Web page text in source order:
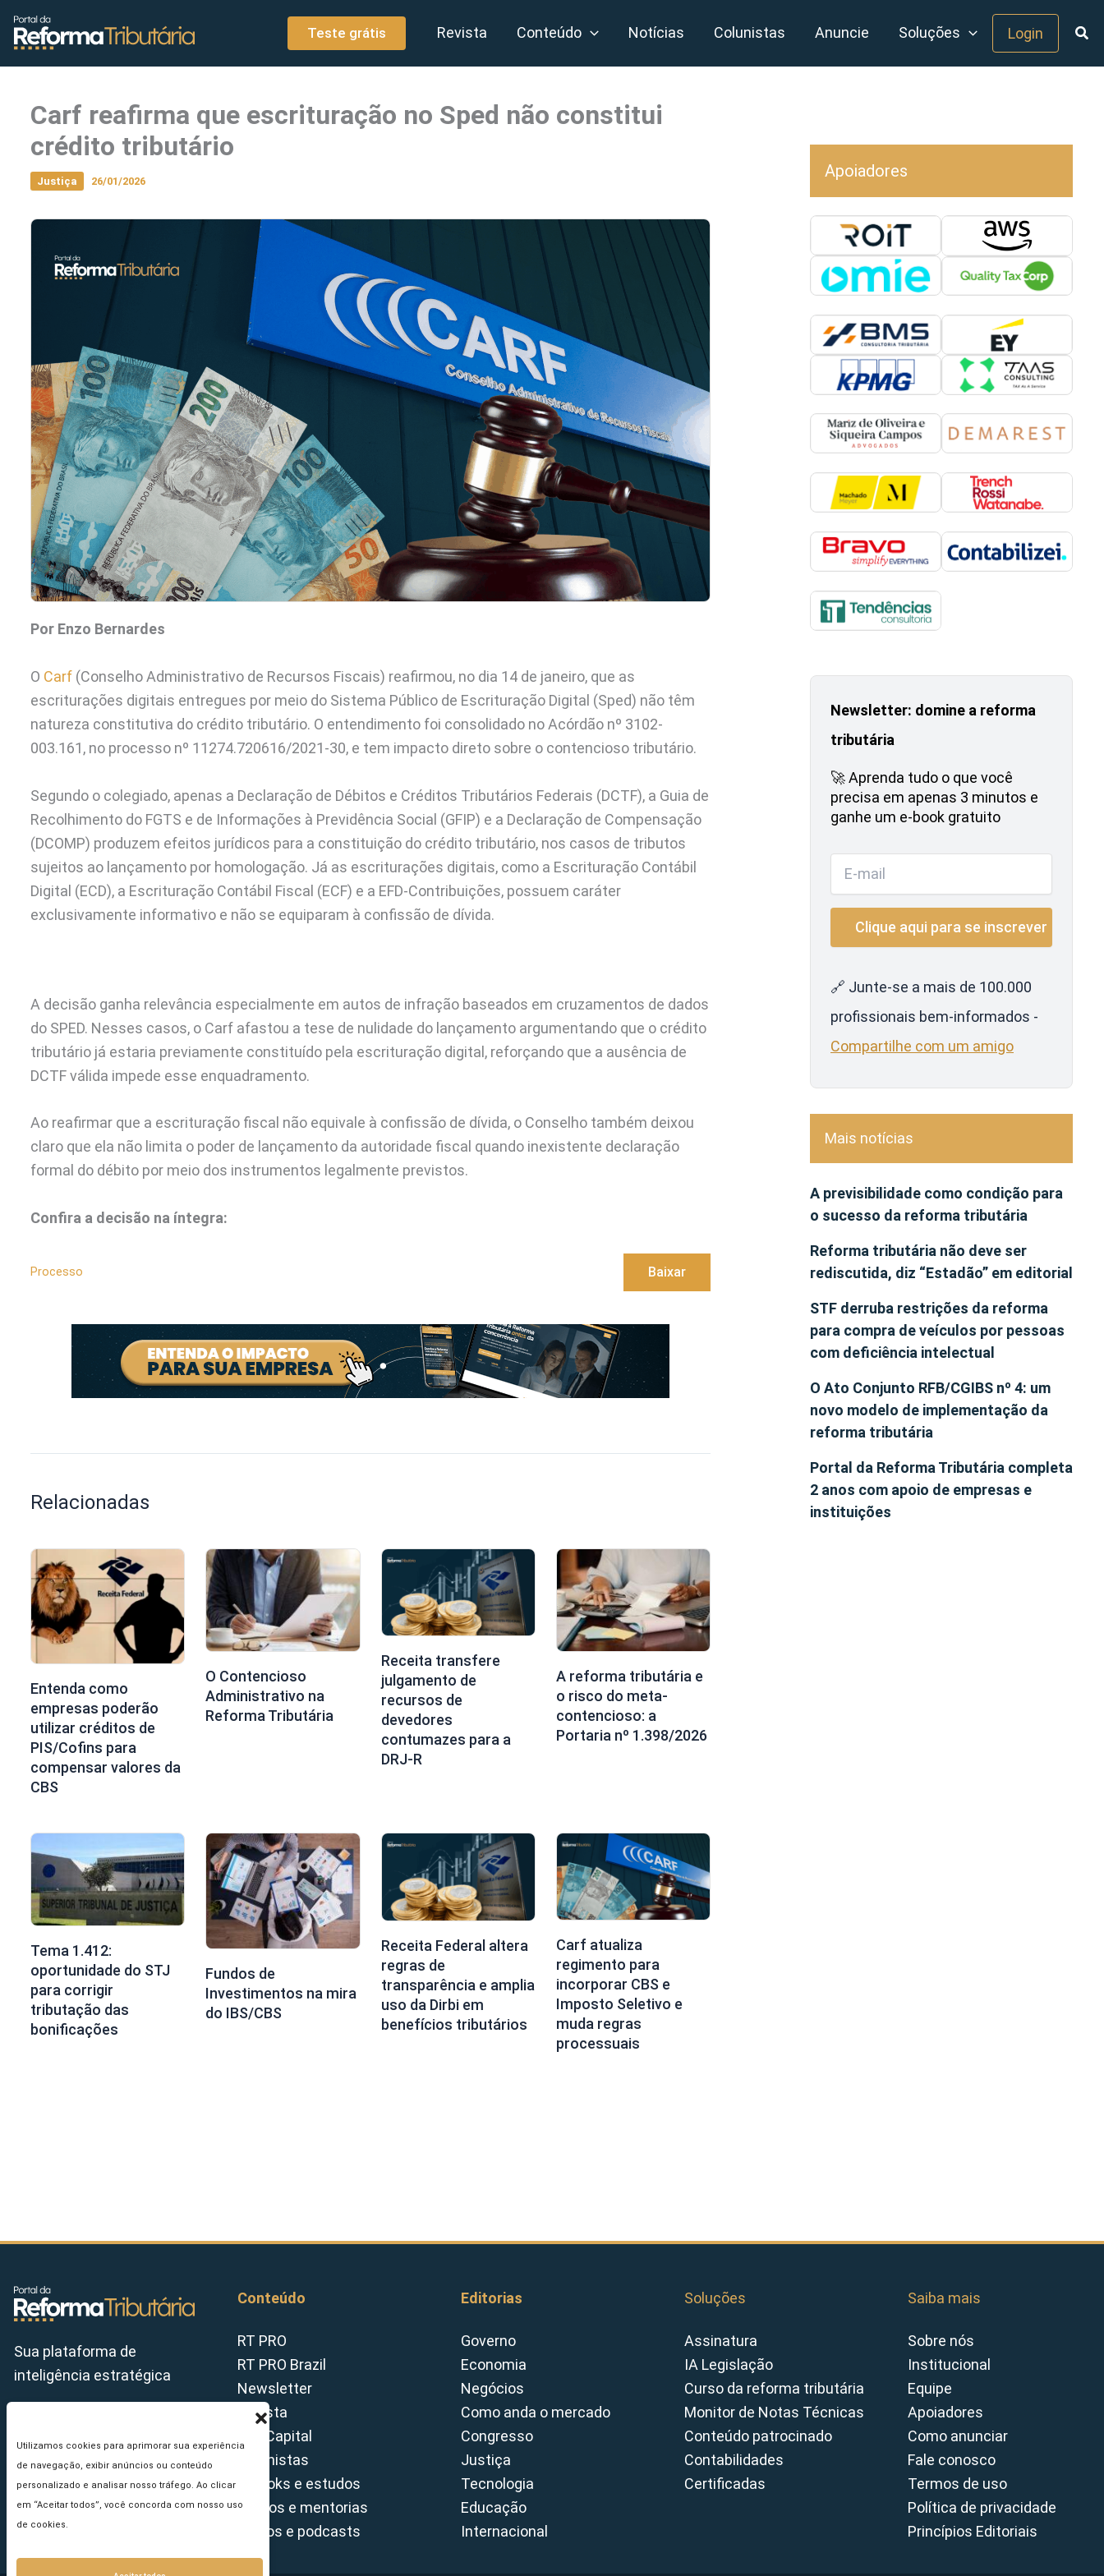
Utilizamos cookies para aprimorar sua experiência
de navegação, exibir anúncios ou conteúdo
personalizado e analisar nosso tráfego. Ao clicar
em “Aceitar todos”, você concorda com nosso uso
de cookies.
conteúdo
Teste grátis Revista Conteúdo Notícias Colunistas Anuncie Soluções Login
Carf reafirma que escrituração no Sped não constitui
crédito tributário
Justiça 26/01/2026
Por Enzo Bernardes
O Carf (Conselho Administrativo de Recursos Fiscais) reafirmou, no dia 14 de janeiro, que as
escriturações digitais entregues por meio do Sistema Público de Escrituração Digital (Sped) não têm
natureza constitutiva do crédito tributário. O entendimento foi consolidado no Acórdão nº 3102-
003.161, no processo nº 11274.720616/2021-30, e tem impacto direto sobre o contencioso tributário.
Segundo o colegiado, apenas a Declaração de Débitos e Créditos Tributários Federais (DCTF), a Guia de
Recolhimento do FGTS e de Informações à Previdência Social (GFIP) e a Declaração de Compensação
(DCOMP) produzem efeitos jurídicos para a constituição do crédito tributário, nos casos de tributos
sujeitos ao lançamento por homologação. Já as escriturações digitais, como a Escrituração Contábil
Digital (ECD), a Escrituração Contábil Fiscal (ECF) e a EFD-Contribuições, possuem caráter
exclusivamente informativo e não se equiparam à confissão de dívida.
A decisão ganha relevância especialmente em autos de infração baseados em cruzamentos de dados
do SPED. Nesses casos, o Carf afastou a tese de nulidade do lançamento argumentando que o crédito
tributário já estaria previamente constituído pela escrituração digital, reforçando que a ausência de
DCTF válida impede esse enquadramento.
Ao reafirmar que a escrituração fiscal não equivale à confissão de dívida, o Conselho também deixou
claro que ela não limita o poder de lançamento da autoridade fiscal quando inexistente declaração
formal do débito por meio dos instrumentos legalmente previstos.
Confira a decisão na íntegra:
Processo Baixar
Relacionadas
Entenda como
empresas poderão
utilizar créditos de
PIS/Cofins para
compensar valores da
CBS
O Contencioso
Administrativo na
Reforma Tributária
Receita transfere
julgamento de
recursos de
devedores
contumazes para a
DRJ-R
A reforma tributária e
o risco do meta-
contencioso: a
Portaria nº 1.398/2026
Tema 1.412:
oportunidade do STJ
para corrigir
tributação das
bonificações
Fundos de
Investimentos na mira
do IBS/CBS
Receita Federal altera
regras de
transparência e amplia
uso da Dirbi em
benefícios tributários
Carf atualiza
regimento para
incorporar CBS e
Imposto Seletivo e
muda regras
processuais
Apoiadores
Newsletter: domine a reforma
tributária
🚀 Aprenda tudo o que você
precisa em apenas 3 minutos e
ganhe um e-book gratuito
🔗 Junte-se a mais de 100.000
profissionais bem-informados -
Compartilhe com um amigo
Mais notícias
A previsibilidade como condição para
o sucesso da reforma tributária
Reforma tributária não deve ser
rediscutida, diz “Estadão” em editorial
STF derruba restrições da reforma
para compra de veículos por pessoas
com deficiência intelectual
O Ato Conjunto RFB/CGIBS nº 4: um
novo modelo de implementação da
reforma tributária
Portal da Reforma Tributária completa
2 anos com apoio de empresas e
instituições
Sua plataforma de
inteligência estratégica
Conteúdo
RT PRO
RT PRO Brazil
Newsletter
Revista
Tax Capital
Colunistas
E-books e estudos
Cursos e mentorias
Vídeos e podcasts
Editorias
Governo
Economia
Negócios
Como anda o mercado
Congresso
Justiça
Tecnologia
Educação
Internacional
Soluções
Assinatura
IA Legislação
Curso da reforma tributária
Monitor de Notas Técnicas
Conteúdo patrocinado
Contabilidades
Certificadas
Saiba mais
Sobre nós
Institucional
Equipe
Apoiadores
Como anunciar
Fale conosco
Termos de uso
Política de privacidade
Princípios Editoriais